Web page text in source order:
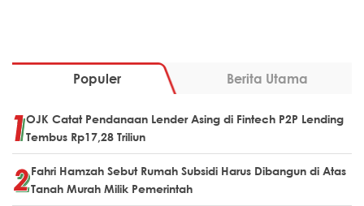
Populer Berita Utama
OJK Catat Pendanaan Lender Asing di Fintech P2P Lending
Tembus Rp17,28 Triliun
Fahri Hamzah Sebut Rumah Subsidi Harus Dibangun di Atas
Tanah Murah Milik Pemerintah